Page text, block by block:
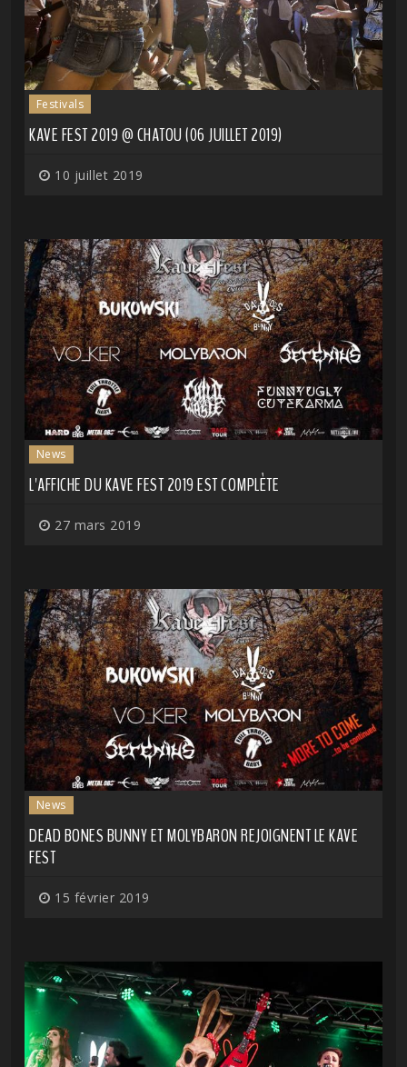
Festivals
KAVE FEST 2019 @ CHATOU (06 JUILLET 2019)
10 juillet 2019
News
L'AFFICHE DU KAVE FEST 2019 EST COMPLÈTE
27 mars 2019
News
DEAD BONES BUNNY ET MOLYBARON REJOIGNENT LE KAVE
FEST
15 février 2019